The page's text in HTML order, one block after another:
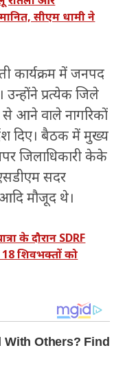
सीएम धामी ने
कार्यक्रम में जनपद
प्रत्येक जिले
आने वाले नागरिकों
दिए। बैठक में मुख्य
जिलाधिकारी केके
एसडीएम सदर
मौजूद थे।
के दौरान SDRF
शिवभक्तों को